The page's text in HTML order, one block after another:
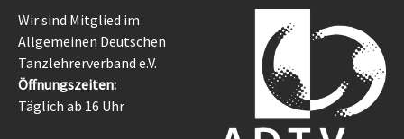
Wir sind Mitglied im
Allgemeinen Deutschen
Tanzlehrerverband e.V.
Öffnungszeiten:
Täglich ab 16 Uhr